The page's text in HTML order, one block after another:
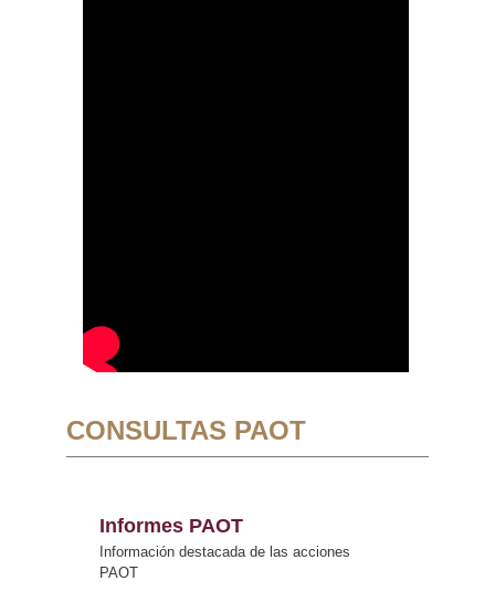
CONSULTAS PAOT
Informes PAOT
Información destacada de las acciones
PAOT